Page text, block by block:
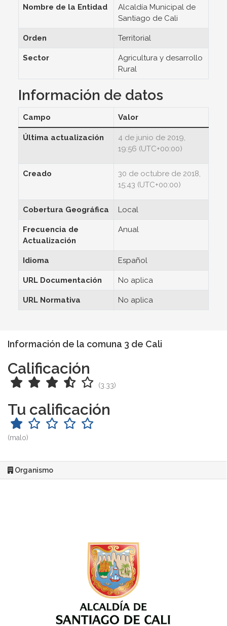
Información de la comuna 3 de Cali
Calificación
(3.33)
Tu calificación
(malo)
Organismo
Nombre de la Entidad
Alcaldía Municipal de
Santiago de Cali
Orden Territorial
Sector
Agricultura y desarrollo
Rural
Información de datos
Campo Valor
Última actualización
4 de junio de 2019,
19:56 (UTC+00:00)
Creado
30 de octubre de 2018,
15:43 (UTC+00:00)
Cobertura Geográfica Local
Frecuencia de
Actualización
Anual
Idioma Español
URL Documentación No aplica
URL Normativa No aplica